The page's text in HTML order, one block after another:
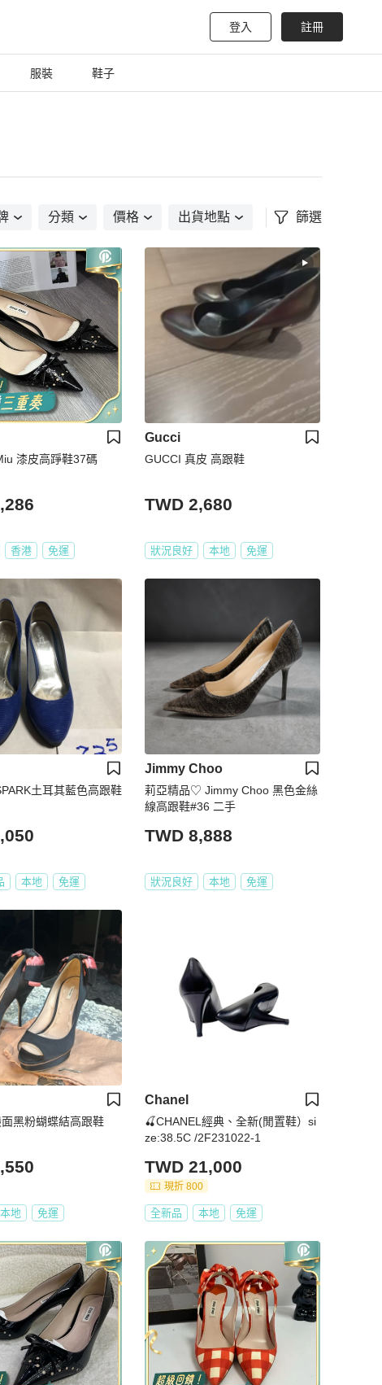
登入 註冊
服裝 鞋子
分類 價格 出貨地點 篩選
漆皮高踭鞋37碼
香港 免運
Gucci
GUCCI 真皮 高跟鞋
TWD 2,680
狀況良好 本地 免運
土耳其藍色高跟鞋
本地 免運
Jimmy Choo
莉亞精品♡ Jimmy Choo 黑色金絲
線高跟鞋#36 二手
TWD 8,888
狀況良好 本地 免運
黑粉蝴蝶結高跟鞋
本地 免運
Chanel
🍒CHANEL經典、全新(閒置鞋）si
ze:38.5C /2F231022-1
TWD 21,000
現折 800
全新品 本地 免運